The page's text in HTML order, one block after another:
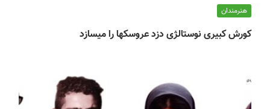
هنرمندان
کورش کبیری نوستالژی دزد عروسکها را میسازد